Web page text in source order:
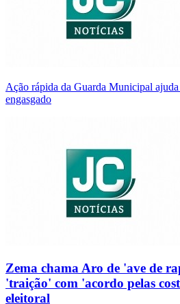
Ação rápida da Guarda Municipal
engasgado
Zema chama Aro de 'ave de
'traição' com 'acordo pelas
eleitoral